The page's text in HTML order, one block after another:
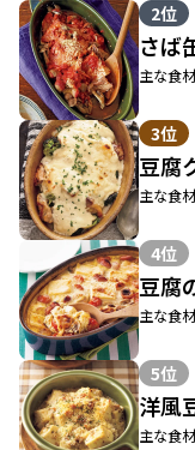
2位
さば
主な食
3位
豆腐
主な食
4位
豆腐
主な食
5位
洋風
主な食